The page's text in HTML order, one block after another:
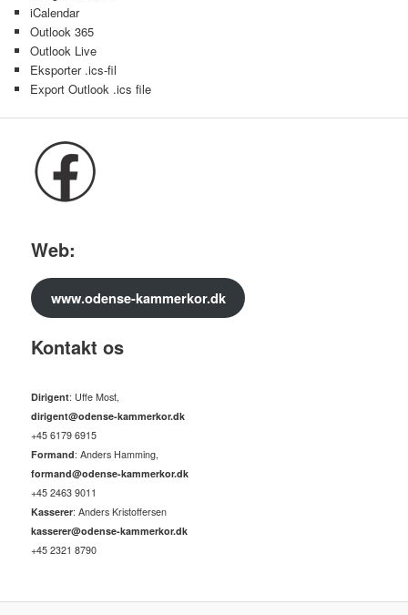
iCalendar
Outlook 365
Outlook Live
Eksporter .ics-fil
Export Outlook .ics file
Web:
www.odense-kammerkor.dk
Kontakt os
Dirigent: Uffe Most,
dirigent@odense-kammerkor.dk
+45 6179 6915
Formand: Anders Hamming,
formand@odense-kammerkor.dk
+45 2463 9011
Kasserer: Anders Kristoffersen
kasserer@odense-kammerkor.dk
+45 2321 8790